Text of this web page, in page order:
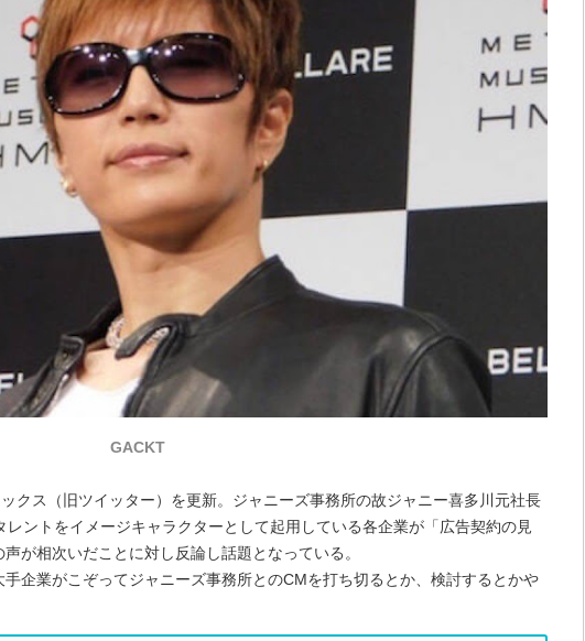
GACKT
クス（旧ツイッター）を更新。ジャニーズ事務所の故ジャニー喜多川元社長
ントをイメージキャラクターとして起用している各企業が「広告契約の見
が相次いだことに対し反論し話題となっている。
企業がこぞってジャニーズ事務所とのCMを打ち切るとか、検討するとかや